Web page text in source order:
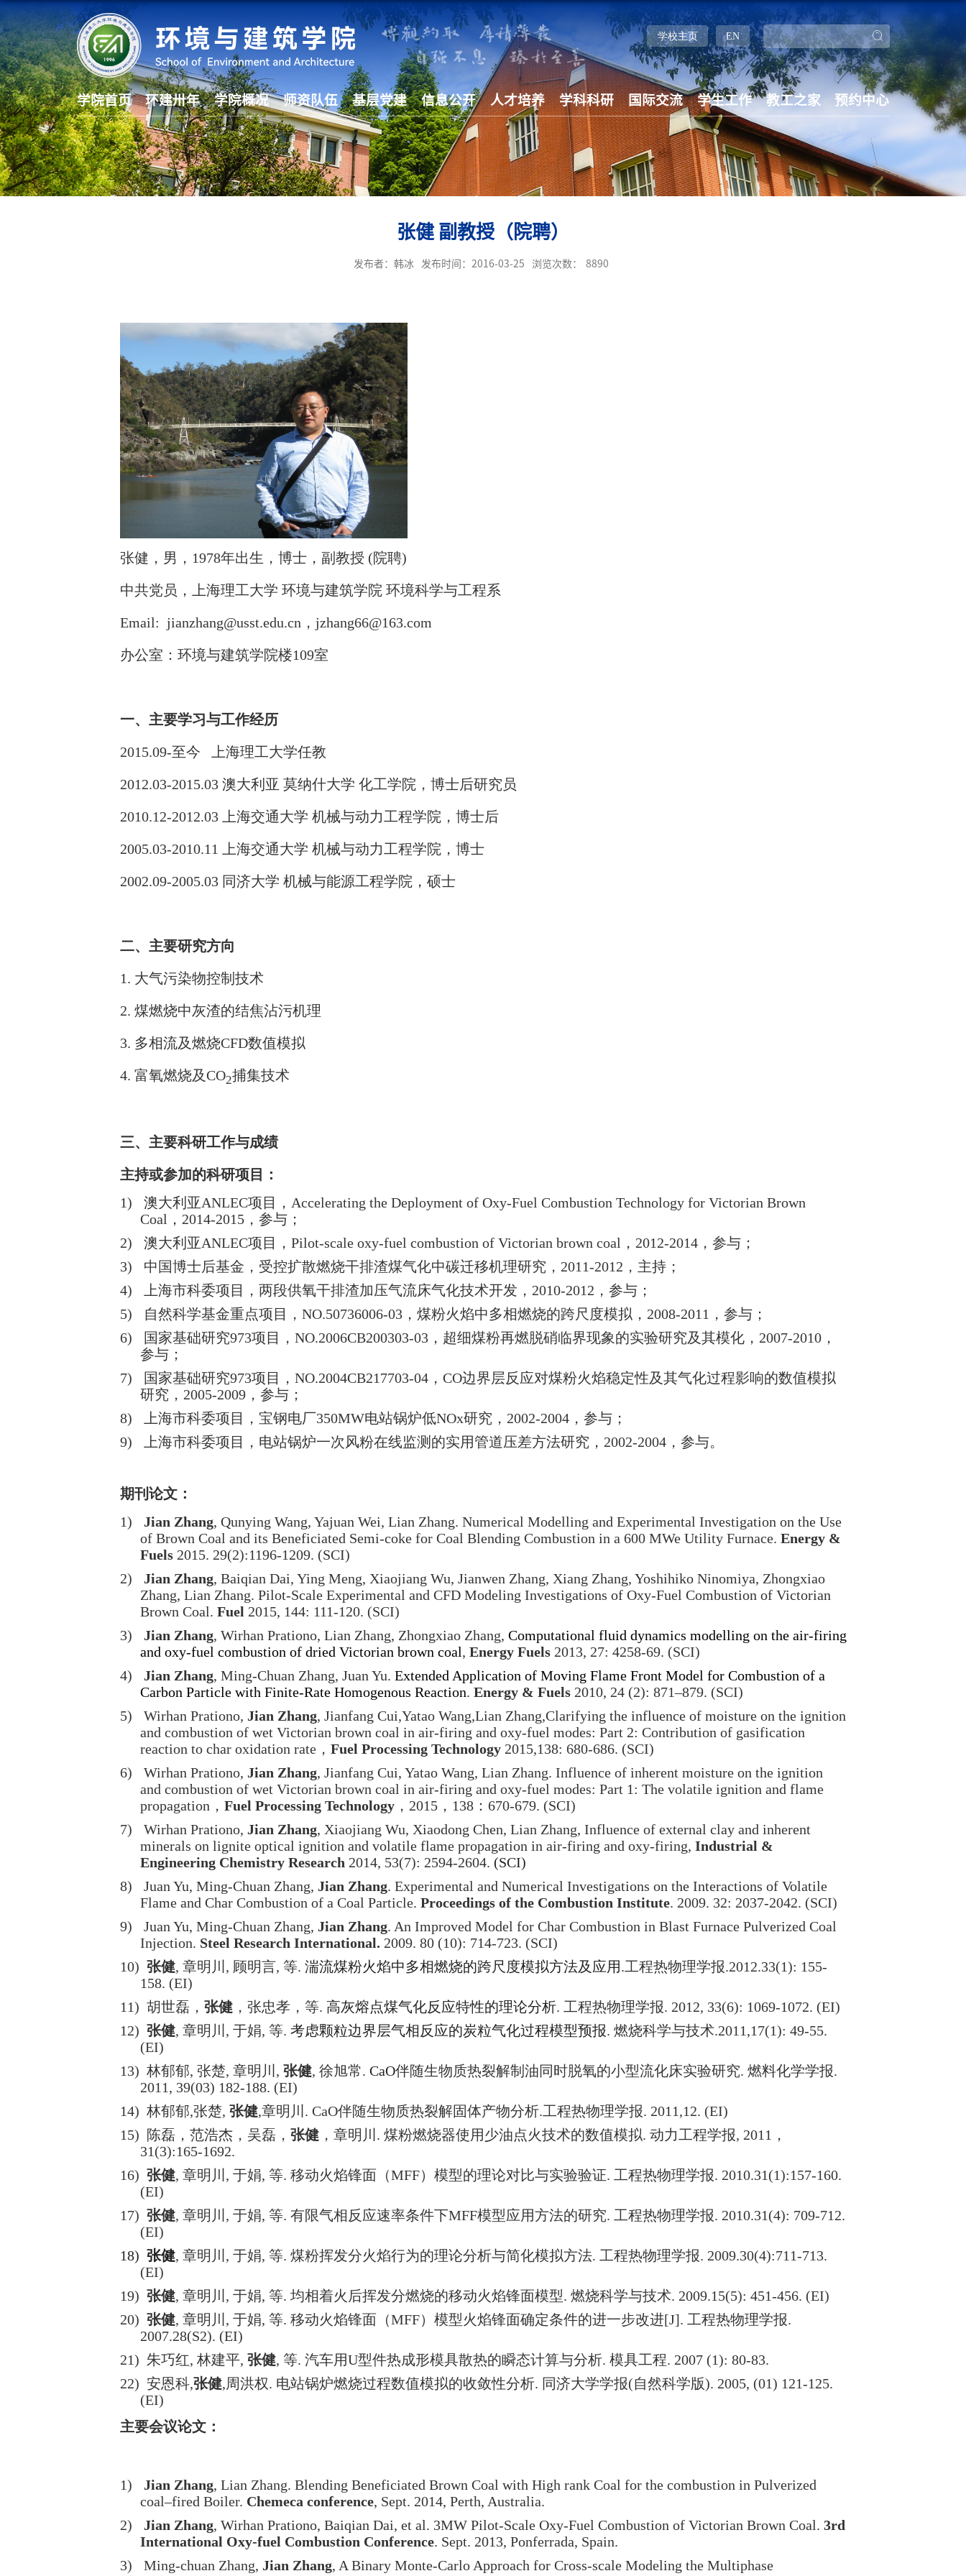
学校主页 EN
学院首页 环建卅年 学院概况 师资队伍 基层党建 信息公开 人才培养 学科科研 国际交流 学生工作 教工之家 预约中心
张健 副教授（院聘）
发布者：韩冰 发布时间：2016-03-25 浏览次数： 8890
张健，男， 1978年出生，博士，副教授 (院聘)
中共党员，上海理工大学 环境与建筑学院 环境科学与工程系
Email: jianzhang@usst.edu.cn ， jzhang66@163.com
办公室：环境与建筑学院楼109室
一、主要学习与工作经历
2015.09-至今 上海理工大学任教
2012.03-2015.03 澳大利亚 莫纳什大学 化工学院，博士后研究员
2010.12-2012.03 上海交通大学 机械与动力工程学院，博士后
2005.03-2010.11 上海交通大学 机械与动力工程学院，博士
2002.09-2005.03 同济大学 机械与能源工程学院，硕士
二、主要研究方向
1. 大气污染物控制技术
2. 煤燃烧中灰渣的结焦沾污机理
3. 多相流及燃烧CFD数值模拟
4. 富氧燃烧及CO2捕集技术
三、主要科研工作与成绩
主持或参加的科研项目：
1)
澳大利亚ANLEC项目， Accelerating the Deployment of Oxy-Fuel Combustion Technology for Victorian Brown
Coal ， 2014-2015，参与；
2)
澳大利亚ANLEC项目， Pilot-scale oxy-fuel combustion of Victorian brown coal ， 2012-2014，参与；
3)
中国博士后基金，受控扩散燃烧干排渣煤气化中碳迁移机理研究， 2011-2012 ，主持；
4)
上海市科委项目，两段供氧干排渣加压气流床气化技术开发， 2010-2012 ，参与；
5)
自然科学基金重点项目， NO.50736006-03，煤粉火焰中多相燃烧的跨尺度模拟， 2008-2011 ，参与；
6)
国家基础研究973项目， NO.2006CB200303-03，超细煤粉再燃脱硝临界现象的实验研究及其模化， 2007-2010，
参与；
7)
国家基础研究973项目， NO.2004CB217703-04， CO边界层反应对煤粉火焰稳定性及其气化过程影响的数值模拟
研究， 2005-2009，参与；
8)
上海市科委项目，宝钢电厂350MW电站锅炉低NOx研究， 2002-2004，参与；
9)
上海市科委项目，电站锅炉一次风粉在线监测的实用管道压差方法研究， 2002-2004，参与。
期刊论文：
1)
Jian Zhang, Qunying Wang, Yajuan Wei, Lian Zhang. Numerical Modelling and Experimental Investigation on the Use
of Brown Coal and its Beneficiated Semi-coke for Coal Blending Combustion in a 600 MWe Utility Furnace. Energy &
Fuels2015. 29(2):1196-1209. (SCI)
2)
Jian Zhang, Baiqian Dai, Ying Meng, Xiaojiang Wu, Jianwen Zhang, Xiang Zhang, Yoshihiko Ninomiya, Zhongxiao
Zhang, Lian Zhang. Pilot-Scale Experimental and CFD Modeling Investigations of Oxy-Fuel Combustion of Victorian
Brown Coal. Fuel 2015, 144: 111-120. (SCI)
3)
Jian Zhang, Wirhan Prationo, Lian Zhang, Zhongxiao Zhang, Computational fluid dynamics modelling on the air-firing
and oxy-fuel combustion of dried Victorian brown coal, Energy Fuels 2013, 27: 4258-69. (SCI)
4)
Jian Zhang, Ming-Chuan Zhang, Juan Yu. Extended Application of Moving Flame Front Model for Combustion of a
Carbon Particle with Finite-Rate Homogenous Reaction. Energy & Fuels 2010, 24 (2): 871–879. (SCI)
5)
Wirhan Prationo, Jian Zhang, Jianfang Cui,Yatao Wang,Lian Zhang,Clarifying the influence of moisture on the ignition
and combustion of wet Victorian brown coal in air-firing and oxy-fuel modes: Part 2: Contribution of gasification
reaction to char oxidation rate， Fuel Processing Technology2015,138: 680-686. (SCI)
6)
Wirhan Prationo, Jian Zhang, Jianfang Cui, Yatao Wang, Lian Zhang. Influence of inherent moisture on the ignition
and combustion of wet Victorian brown coal in air-firing and oxy-fuel modes: Part 1: The volatile ignition and flame
propagation ， Fuel Processing Technology， 2015， 138： 670-679. (SCI)
7)
Wirhan Prationo, Jian Zhang, Xiaojiang Wu, Xiaodong Chen, Lian Zhang, Influence of external clay and inherent
minerals on lignite optical ignition and volatile flame propagation in air-firing and oxy-firing, Industrial &
Engineering Chemistry Research 2014, 53(7): 2594-2604. (SCI)
8)
Juan Yu, Ming-Chuan Zhang, Jian Zhang. Experimental and Numerical Investigations on the Interactions of Volatile
Flame and Char Combustion of a Coal Particle. Proceedings of the Combustion Institute. 2009. 32: 2037-2042. (SCI)
9)
Juan Yu, Ming-Chuan Zhang, Jian Zhang. An Improved Model for Char Combustion in Blast Furnace Pulverized Coal
Injection. Steel Research International. 2009. 80 (10): 714-723. (SCI)
10) 张健, 章明川 , 顾明言, 等. 湍流煤粉火焰中多相燃烧的跨尺度模拟方法及应用.工程热物理学报.2012.33(1): 155-
158. (EI)
11) 胡世磊， 张健，张忠孝，等. 高灰熔点煤气化反应特性的理论分析. 工程热物理学报. 2012, 33(6): 1069-1072. (EI)
12) 张健, 章明川 , 于娟, 等. 考虑颗粒边界层气相反应的炭粒气化过程模型预报. 燃烧科学与技术.2011,17(1): 49-55.
(EI)
13) 林郁郁, 张楚, 章明川 , 张健, 徐旭常. CaO伴随生物质热裂解制油同时脱氧的小型流化床实验研究. 燃料化学学报.
2011, 39(03) 182-188. (EI)
14) 林郁郁,张楚, 张健,章明川 . CaO伴随生物质热裂解固体产物分析.工程热物理学报. 2011,12. (EI)
15) 陈磊，范浩杰，吴磊， 张健，章明川 . 煤粉燃烧器使用少油点火技术的数值模拟. 动力工程学报, 2011 ，
31(3):165-1692.
16) 张健, 章明川 , 于娟, 等. 移动火焰锋面（MFF）模型的理论对比与实验验证. 工程热物理学报. 2010.31(1):157-160.
(EI)
17) 张健, 章明川 , 于娟, 等. 有限气相反应速率条件下MFF模型应用方法的研究. 工程热物理学报. 2010.31(4): 709-712.
(EI)
18) 张健, 章明川 , 于娟, 等. 煤粉挥发分火焰行为的理论分析与简化模拟方法. 工程热物理学报. 2009.30(4):711-713.
(EI)
19) 张健, 章明川 , 于娟, 等. 均相着火后挥发分燃烧的移动火焰锋面模型. 燃烧科学与技术. 2009.15(5): 451-456. (EI)
20) 张健, 章明川 , 于娟, 等. 移动火焰锋面（MFF）模型火焰锋面确定条件的进一步改进[J]. 工程热物理学报.
2007.28(S2). (EI)
21) 朱巧红, 林建平, 张健, 等. 汽车用U型件热成形模具散热的瞬态计算与分析. 模具工程. 2007 (1): 80-83.
22) 安恩科,张健,周洪权. 电站锅炉燃烧过程数值模拟的收敛性分析. 同济大学学报(自然科学版). 2005, (01) 121-125.
(EI)
主要会议论文：
1) Jian Zhang, Lian Zhang. Blending Beneficiated Brown Coal with High rank Coal for the combustion in Pulverized
coal–fired Boiler. Chemeca conference, Sept. 2014, Perth, Australia.
2)
Jian Zhang, Wirhan Prationo, Baiqian Dai, et al. 3MW Pilot-Scale Oxy-Fuel Combustion of Victorian Brown Coal. 3rd
International Oxy-fuel Combustion Conference. Sept. 2013, Ponferrada, Spain.
3)
Ming-chuan Zhang, Jian Zhang, A Binary Monte-Carlo Approach for Cross-scale Modeling the Multiphase